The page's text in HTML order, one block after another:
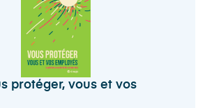
protéger, vous et vos